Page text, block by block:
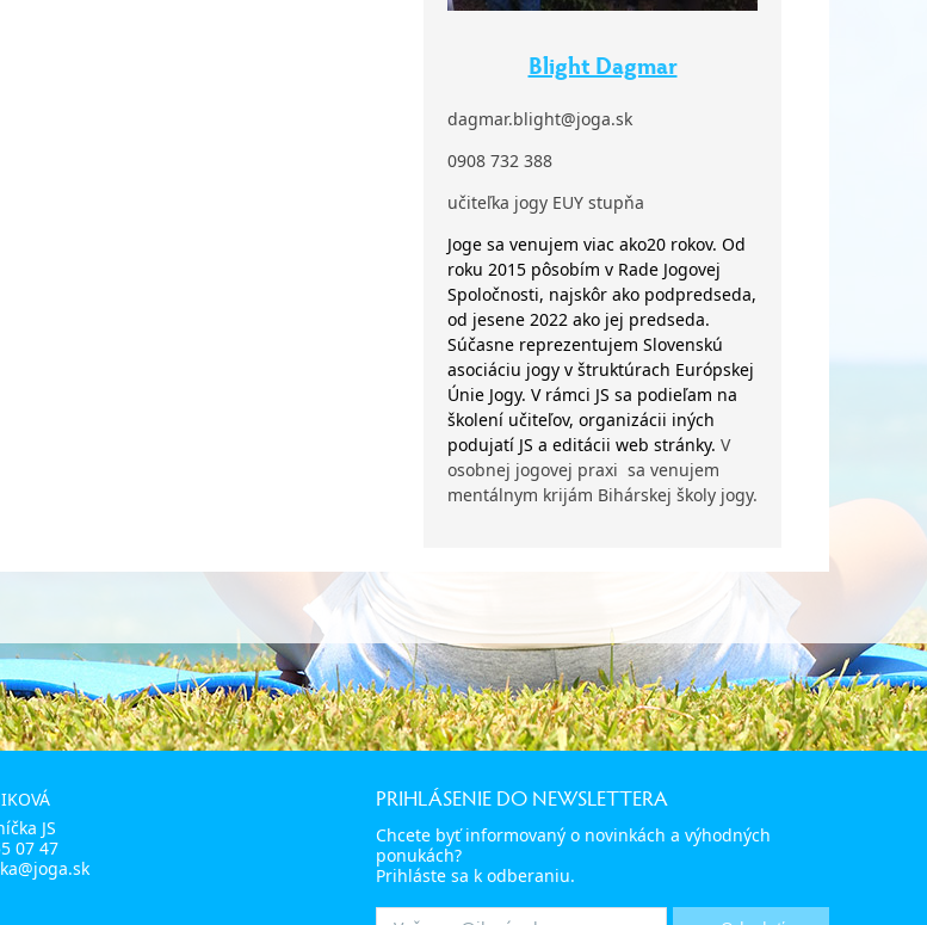
Blight Dagmar
dagmar.blight@joga.sk
0908 732 388
učiteľka jogy EUY stupňa
Joge sa venujem viac ako20 rokov. Od
roku 2015 pôsobím v Rade Jogovej
Spoločnosti, najskôr ako podpredseda,
od jesene 2022 ako jej predseda.
Súčasne reprezentujem Slovenskú
asociáciu jogy v štruktúrach Európskej
Únie Jogy. V rámci JS sa podieľam na
školení učiteľov, organizácii iných
podujatí JS a editácii web stránky. V
osobnej jogovej praxi sa venujem
mentálnym krijám Bihárskej školy jogy.
JS
07 47
PRIHLÁSENIE DO NEWSLETTERA
Chcete byť informovaný o novinkách a výhodných
ponukách?
Prihláste sa k odberaniu.